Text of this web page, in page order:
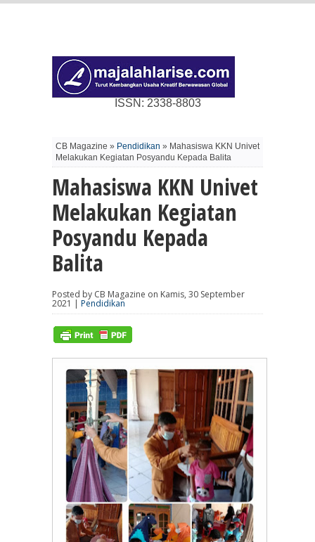
ISSN: 2338-8803
CB Magazine » Pendidikan » Mahasiswa KKN Univet
Melakukan Kegiatan Posyandu Kepada Balita
Mahasiswa KKN Univet
Melakukan Kegiatan
Posyandu Kepada
Balita
Posted by CB Magazine on Kamis, 30 September
2021 | Pendidikan